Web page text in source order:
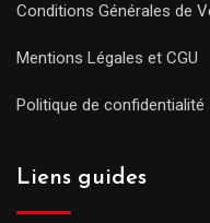
Conditions Générales de
Mentions Légales et CGU
Politique de confidentialité
Liens guides